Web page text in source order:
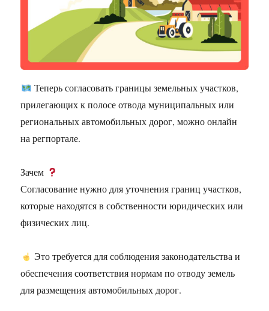
Теперь согласовать границы земельных участков,
прилегающих к полосе отвода муниципальных или
региональных автомобильных дорог, можно онлайн
на регпортале.
Зачем
Согласование нужно для уточнения границ участков,
которые находятся в собственности юридических или
физических лиц.
Это требуется для соблюдения законодательства и
обеспечения соответствия нормам по отводу земель
для размещения автомобильных дорог.